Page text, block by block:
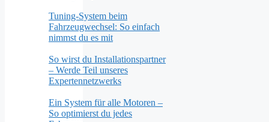
Tuning-System beim
Fahrzeugwechsel: So einfach
nimmst du es mit
So wirst du Installationspartner
– Werde Teil unseres
Expertennetzwerks
Ein System für alle Motoren –
So optimierst du jedes